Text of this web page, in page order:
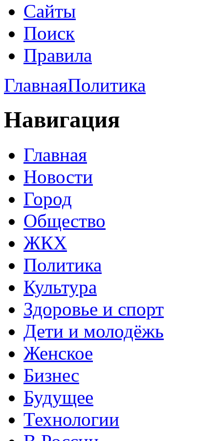
Сайты
Поиск
Правила
ГлавнаяПолитика
Навигация
Главная
Новости
Город
Общество
ЖКХ
Политика
Культура
Здоровье и спорт
Дети и молодёжь
Женское
Бизнес
Будущее
Технологии